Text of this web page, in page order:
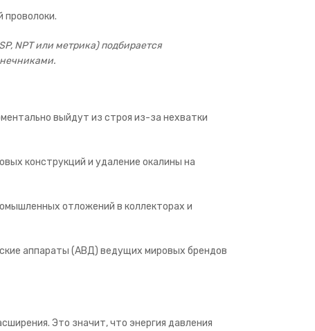
проволоки.
NPT или метрика) подбирается
выйдут из строя из-за нехватки
конструкций и удаление окалины на
отложений в коллекторах и
аппараты (АВД) ведущих мировых брендов
Это значит, что энергия давления